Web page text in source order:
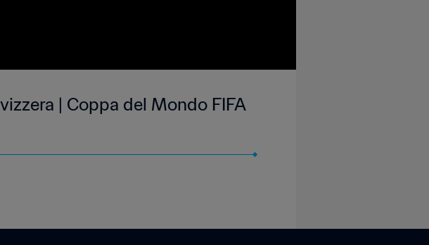
| Coppa del Mondo FIFA